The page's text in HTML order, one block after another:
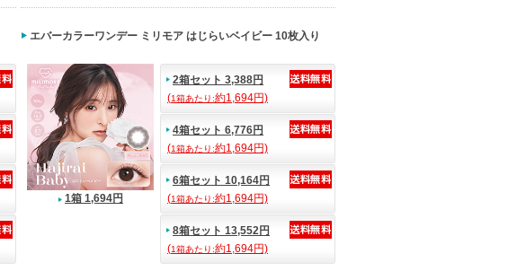
エバーカラーワンデー ミリモア はじらいベイビー 10枚入り
1箱 1,694円
2箱セット 3,388円
(1箱あたり:約1,694円)
4箱セット 6,776円
(1箱あたり:約1,694円)
6箱セット 10,164円
(1箱あたり:約1,694円)
8箱セット 13,552円
(1箱あたり:約1,694円)